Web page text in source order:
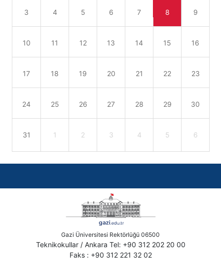
3 4 5 6 7 8 9
10 11 12 13 14 15 16
17 18 19 20 21 22 23
24 25 26 27 28 29 30
31 1 2 3 4 5 6
Gazi Üniversitesi Rektörlüğü 06500
Teknikokullar / Ankara Tel: +90 312 202 20 00
Faks : +90 312 221 32 02